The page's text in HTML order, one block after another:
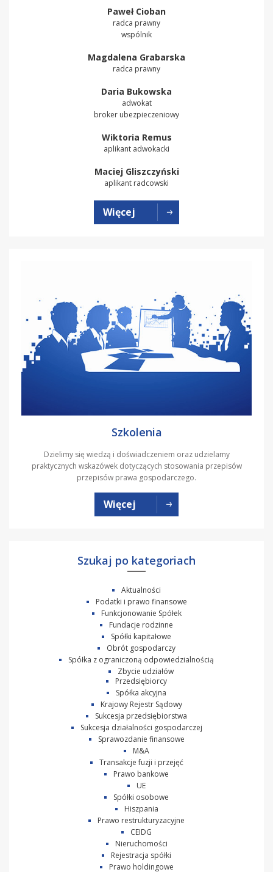
Paweł Cioban
radca prawny
wspólnik
Magdalena Grabarska
radca prawny
Daria Bukowska
adwokat
broker ubezpieczeniowy
Wiktoria Remus
aplikant adwokacki
Maciej Gliszczyński
aplikant radcowski
Więcej
Szkolenia
Dzielimy się wiedzą i doświadczeniem oraz udzielamy
praktycznych wskazówek dotyczących stosowania przepisów
przepisów prawa gospodarczego.
Więcej
Szukaj po kategoriach
Aktualności
Podatki i prawo finansowe
Funkcjonowanie Spółek
Fundacje rodzinne
Spółki kapitałowe
Obrót gospodarczy
Spółka z ograniczoną odpowiedzialnością
Zbycie udziałów
Przedsiębiorcy
Spółka akcyjna
Krajowy Rejestr Sądowy
Sukcesja przedsiębiorstwa
Sukcesja działalności gospodarczej
Sprawozdanie finansowe
M&A
Transakcje fuzji i przejęć
Prawo bankowe
UE
Spółki osobowe
Hiszpania
Prawo restrukturyzacyjne
CEIDG
Nieruchomości
Rejestracja spółki
Prawo holdingowe